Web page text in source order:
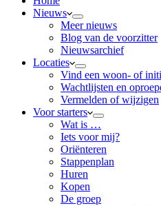
Nieuws
Meer nieuws
Blog van de voorzitter
Nieuwsarchief
Locaties
Vind een woon- of
Wachtlijsten en
Vermelden of wijzigen
Voor starters
Wat is …
Iets voor mij?
Oriënteren
Stappenplan
Huren
Kopen
De groep